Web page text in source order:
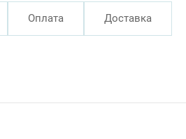
Оплата Доставка